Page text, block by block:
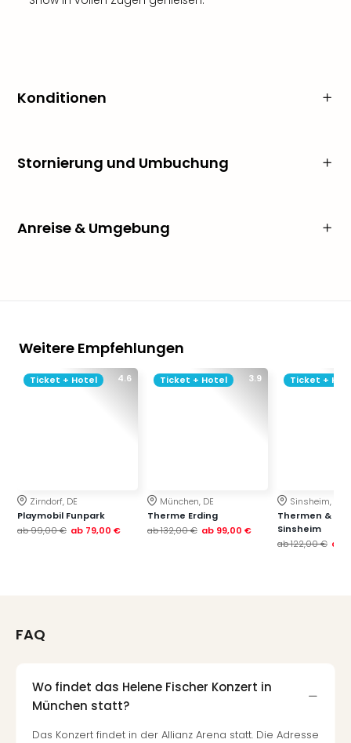
Konditionen
Stornierung und Umbuchung
Anreise & Umgebung
Weitere Empfehlungen
4.6
Ticket + Hotel
Zirndorf, DE
Playmobil Funpark
ab99,00 € ab 79,00 €
3.9
Ticket + Hotel
München, DE
Therme Erding
ab132,00 € ab 99,00 €
Ticket +
Sinsheim, DE
Thermen &
Sinsheim
ab122,00 € ab
FAQ
Wo findet das Helene Fischer Konzert in
München statt?
Das Konzert findet in der Allianz Arena statt. Die Adresse